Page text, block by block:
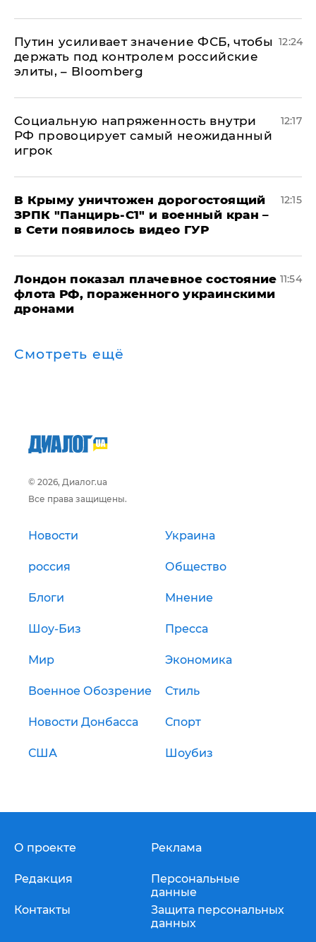
Путин усиливает значение ФСБ, чтобы
держать под контролем российские
элиты, – Bloomberg
12:24
Социальную напряженность внутри
РФ провоцирует самый неожиданный
игрок
12:17
В Крыму уничтожен дорогостоящий
ЗРПК "Панцирь-С1" и военный кран –
в Сети появилось видео ГУР
12:15
Лондон показал плачевное состояние
флота РФ, пораженного украинскими
дронами
11:54
Смотреть ещё
© 2026, Диалог.ua
Все права защищены.
Новости Украина
россия Общество
Блоги Мнение
Шоу-Биз Пресса
Мир Экономика
Военное Обозрение Стиль
Новости Донбасса Спорт
США Шоубиз
О проекте
Редакция
Контакты
Реклама
Персональные
данные
Защита персональных
данных